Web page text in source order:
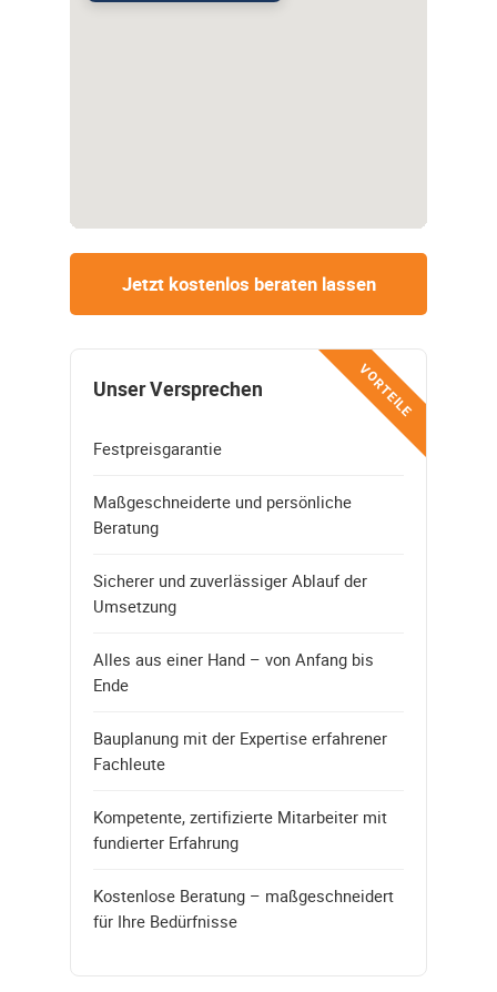
Jetzt kostenlos beraten lassen
VORTEILE
Unser Versprechen
Festpreisgarantie
Maßgeschneiderte und persönliche
Beratung
Sicherer und zuverlässiger Ablauf der
Umsetzung
Alles aus einer Hand – von Anfang bis
Ende
Bauplanung mit der Expertise erfahrener
Fachleute
Kompetente, zertifizierte Mitarbeiter mit
fundierter Erfahrung
Kostenlose Beratung – maßgeschneidert
für Ihre Bedürfnisse